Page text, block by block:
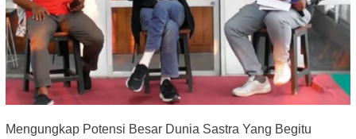
Mengungkap Potensi Besar Dunia Sastra Yang Begitu